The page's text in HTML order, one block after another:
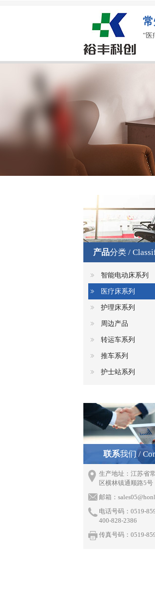
“医
产品分类 /
智能电动床系列
医疗床系列
护理床系列
周边产品
转运车系列
推车系列
护士站系列
联系我们 /
生产地址：江苏省
区横林镇通顺路5号
邮箱：
电话号码：0519-
400-828-2386
传真号码：0519-